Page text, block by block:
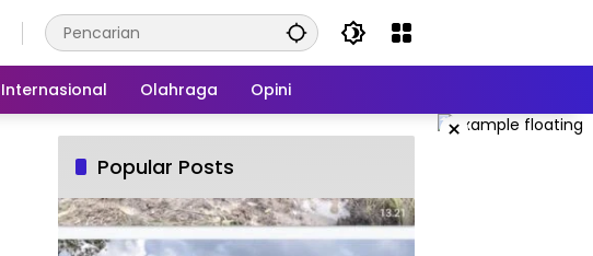
Internasional Olahraga Opini
×
Popular Posts